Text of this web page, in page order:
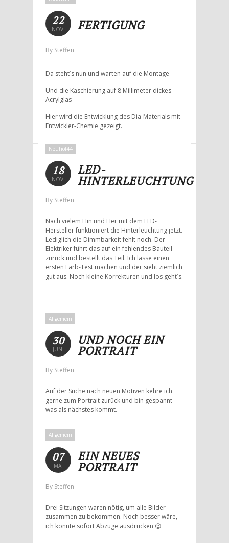
22
NOV. FERTIGUNG
By Steffen
Da steht´s nun und warten auf die Montage
Und die Kaschierung auf 8 Millimeter dickes
Acrylglas
Hier wird die Entwicklung des Dia-Materials mit
Entwickler-Chemie gezeigt.
Neuhof44
18
NOV.
LED-
HINTERLEUCHTUNG
By Steffen
Nach vielem Hin und Her mit dem LED-
Hersteller funktioniert die Hinterleuchtung jetzt.
Lediglich die Dimmbarkeit fehlt noch. Der
Elektriker führt das auf ein fehlendes Bauteil
zurück und bestellt das Teil. Ich lasse einen
ersten Farb-Test machen und der sieht ziemlich
gut aus. Noch kleine Korrekturen und los geht´s.
Allgemein
30
JUNI
UND NOCH EIN
PORTRAIT
By Steffen
Auf der Suche nach neuen Motiven kehre ich
gerne zum Portrait zurück und bin gespannt
was als nächstes kommt.
Allgemein
07
MAI
EIN NEUES
PORTRAIT
By Steffen
Drei Sitzungen waren nötig, um alle Bilder
zusammen zu bekommen. Noch besser wäre,
ich könnte sofort Abzüge ausdrucken 😉